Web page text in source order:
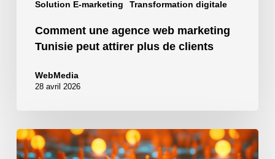
Solution E-marketing Transformation digitale
Comment une agence web marketing
Tunisie peut attirer plus de clients
WebMedia
28 avril 2026
Génération
de